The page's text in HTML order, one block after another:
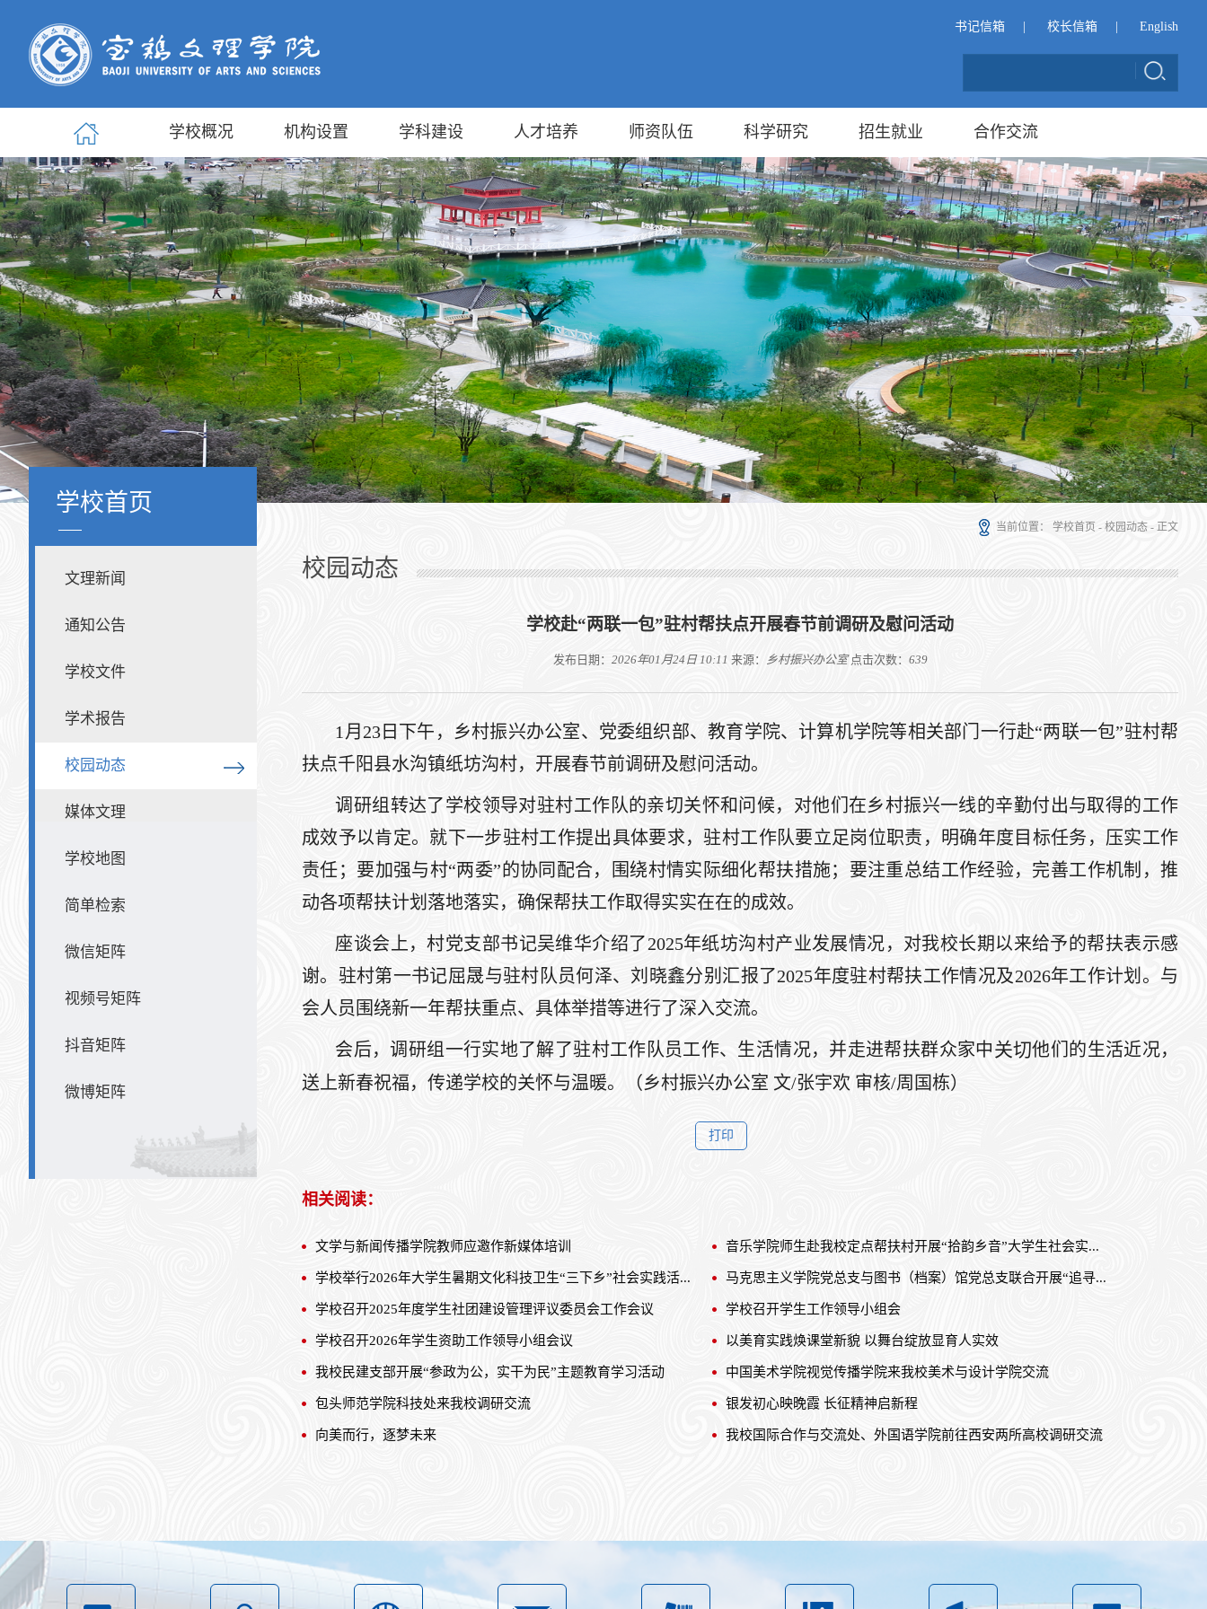
书记信箱 校长信箱 English
学校概况 机构设置 学科建设 人才培养 师资队伍 科学研究 招生就业 合作交流
学校首页
文理新闻
通知公告
学校文件
学术报告
校园动态
媒体文理
学校地图
简单检索
微信矩阵
视频号矩阵
抖音矩阵
微博矩阵
当前位置： 学校首页 - 校园动态 - 正文
校园动态
学校赴“两联一包”驻村帮扶点开展春节前调研及慰问活动
发布日期： 2026年01月24日 10:11 来源： 乡村振兴办公室 点击次数： 639
1月23日下午，乡村振兴办公室、党委组织部、教育学院、计算机学院等相关部门一行赴“两联一包”驻村帮
扶点千阳县水沟镇纸坊沟村，开展春节前调研及慰问活动。
调研组转达了学校领导对驻村工作队的亲切关怀和问候，对他们在乡村振兴一线的辛勤付出与取得的工作
成效予以肯定。就下一步驻村工作提出具体要求，驻村工作队要立足岗位职责，明确年度目标任务，压实工作
责任；要加强与村“两委”的协同配合，围绕村情实际细化帮扶措施；要注重总结工作经验，完善工作机制，推
动各项帮扶计划落地落实，确保帮扶工作取得实实在在的成效。
座谈会上，村党支部书记吴维华介绍了2025年纸坊沟村产业发展情况，对我校长期以来给予的帮扶表示感
谢。驻村第一书记屈晟与驻村队员何泽、刘晓鑫分别汇报了2025年度驻村帮扶工作情况及2026年工作计划。与
会人员围绕新一年帮扶重点、具体举措等进行了深入交流。
会后，调研组一行实地了解了驻村工作队员工作、生活情况，并走进帮扶群众家中关切他们的生活近况，
送上新春祝福，传递学校的关怀与温暖。（乡村振兴办公室 文/张宇欢 审核/周国栋）
相关阅读：
文学与新闻传播学院教师应邀作新媒体培训 音乐学院师生赴我校定点帮扶村开展“拾韵乡音”大学生社会实...
学校举行2026年大学生暑期文化科技卫生“三下乡”社会实践活... 马克思主义学院党总支与图书（档案）馆党总支联合开展“追寻...
学校召开2025年度学生社团建设管理评议委员会工作会议 学校召开学生工作领导小组会
学校召开2026年学生资助工作领导小组会议 以美育实践焕课堂新貌 以舞台绽放显育人实效
我校民建支部开展“参政为公，实干为民”主题教育学习活动 中国美术学院视觉传播学院来我校美术与设计学院交流
包头师范学院科技处来我校调研交流 银发初心映晚霞 长征精神启新程
向美而行，逐梦未来 我校国际合作与交流处、外国语学院前往西安两所高校调研交流